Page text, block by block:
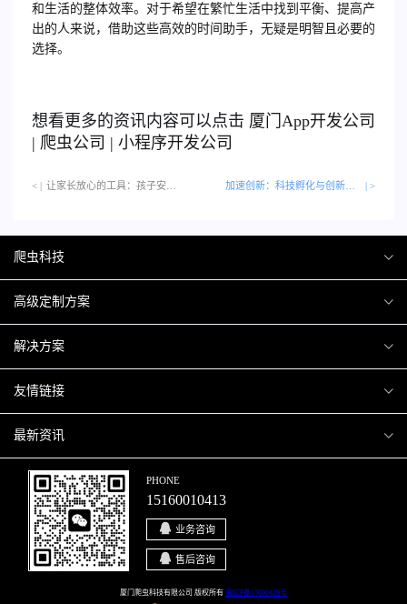
和生活的整体效率。对于希望在繁忙生活中找到平衡、提高产
出的人来说，借助这些高效的时间助手，无疑是明智且必要的
选择。
想看更多的资讯内容可以点击 厦门 App开发公司
| 爬虫公司 | 小程序开发公司
< | | >
爬虫科技
爬虫案例
关于爬虫
高级定制方案
H5互动营销
微信小程序
移动APP
解决方案
商城解决方案
商城会员积分商城解决方案
网站解决方案
智慧校园解决方案
智慧停车解决方案
友情链接
厦门小程序开发
厦门APP开发
厦门微商城开发
博客园
最新资讯
行业资讯
爬虫动态
PHONE
15160010413
业务咨询
售后咨询
厦门爬虫科技有限公司 版权所有 闽ICP备17000429号